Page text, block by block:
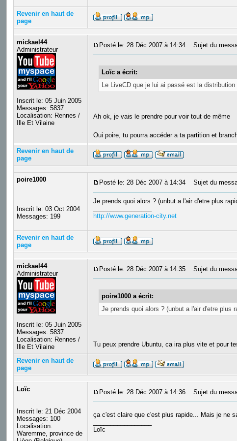
Revenir en haut de
page
mickael44
Administrateur
Inscrit le: 05 Juin 2005
Messages: 5837
Localisation: Rennes /
Ille Et Vilaine
Posté le: 28 Déc 2007 à 14:34 Sujet du
Loïc a écrit:
Le LiveCD que je lui ai passé est la
Ah ok, je vais le prendre pour voir tout de même
Oui poire, tu pourra accéder a ta partition et
Revenir en haut de
page
poire1000
Inscrit le: 03 Oct 2004
Messages: 199
Posté le: 28 Déc 2007 à 14:34 Sujet du
Je prends quoi alors ? (unbut a l'air d'etre plus
http://www.generation-city.net
Revenir en haut de
page
mickael44
Administrateur
Inscrit le: 05 Juin 2005
Messages: 5837
Localisation: Rennes /
Ille Et Vilaine
Posté le: 28 Déc 2007 à 14:35 Sujet du
poire1000 a écrit:
Je prends quoi alors ? (unbut a l'air d'etre plus
Tu peux prendre Ubuntu, ca ira plus vite et pour
Revenir en haut de
page
Loïc
Inscrit le: 21 Déc 2004
Messages: 100
Localisation:
Waremme, province de
Posté le: 28 Déc 2007 à 14:36 Sujet du
ça c'est claire que c'est plus rapide... Mais je ne
Loïc